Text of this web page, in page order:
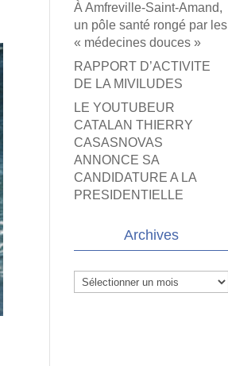
À Amfreville-Saint-Amand,
un pôle santé rongé par les
« médecines douces »
RAPPORT D’ACTIVITE
DE LA MIVILUDES
LE YOUTUBEUR
CATALAN THIERRY
CASASNOVAS
ANNONCE SA
CANDIDATURE A LA
PRESIDENTIELLE
Archives
Archives